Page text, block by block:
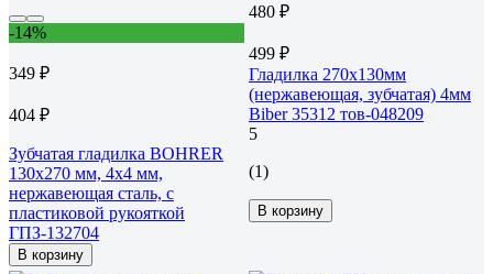
-14%
349 ₽
404 ₽
Зубчатая гладилка BOHRER
130x270 мм, 4x4 мм,
нержавеющая сталь, с
пластиковой рукояткой
ГПЗ-132704
В корзину
480 ₽
499 ₽
Гладилка 270х130мм
(нержавеющая, зубчатая) 4мм
Biber 35312 тов-048209
5
(1)
В корзину